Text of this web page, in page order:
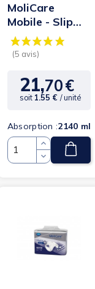
(3 avis)
MoliCare
Mobile - Slip
Absorbant /
Pants - XL - 6
Prix
21,70€
soit 1.55 € / unité
Absorption :2140 ml
Quantité